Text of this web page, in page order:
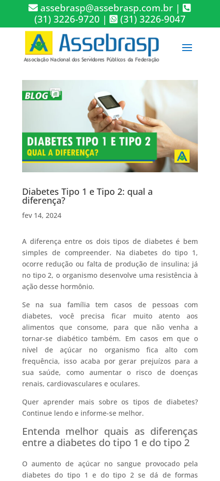
assebrasp@assebrasp.com.br |
(31) 3226-9720 | (31) 3226-9047
Diabetes Tipo 1 e Tipo 2: qual a
diferença?
fev 14, 2024
A diferença entre os dois tipos de diabetes é bem
simples de compreender. Na diabetes do tipo 1,
ocorre redução ou falta de produção de insulina; já
no tipo 2, o organismo desenvolve uma resistência à
ação desse hormônio.
Se na sua família tem casos de pessoas com
diabetes, você precisa ficar muito atento aos
alimentos que consome, para que não venha a
tornar-se diabético também. Em casos em que o
nível de açúcar no organismo fica alto com
frequência, isso acaba por gerar prejuízos para a
sua saúde, como aumentar o risco de doenças
renais, cardiovasculares e oculares.
Quer aprender mais sobre os tipos de diabetes?
Continue lendo e informe-se melhor.
Entenda melhor quais as diferenças
entre a diabetes do tipo 1 e do tipo 2
O aumento de açúcar no sangue provocado pela
diabetes do tipo 1 e do tipo 2 se dá de formas